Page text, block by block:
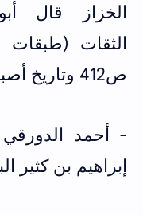
الخزاز قال
ص412 وتاريخ أصبهان لأبي نعيم ج1/ص213)
- أحمد
إبراهيم بن كثير